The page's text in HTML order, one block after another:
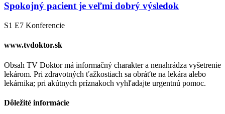
Spokojný pacient je veľmi dobrý výsledok
S1 E7 Konferencie
www.tvdoktor.sk
Obsah TV Doktor má informačný charakter a nenahrádza vyšetrenie
lekárom. Pri zdravotných ťažkostiach sa obráťte na lekára alebo
lekárnika; pri akútnych príznakoch vyhľadajte urgentnú pomoc.
Dôležité informácie